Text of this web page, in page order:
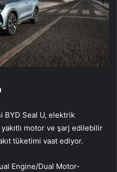
BYD Seal U, elektrik
motor ve şarj edilebilir
tüketimi vaat ediyor.
Engine/Dual Motor-